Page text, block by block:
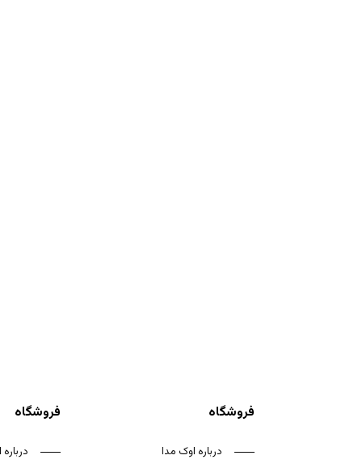
فروشگاه
درباره اوک مدا
فروشگاه